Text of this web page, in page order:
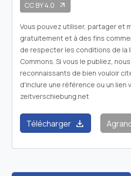
CC BY 4.0 arrow_outward
Vous pouvez utiliser, partager et
gratuitement et à des fins
de respecter les conditions de la
Commons. Si vous le publiez,
reconnaissants de bien vouloir
d'inclure une référence ou un lien
zeitverschiebung.net
Télécharger download